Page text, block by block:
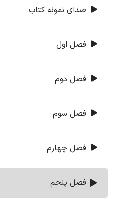
صدای نمونه کتاب
فصل اول
فصل دوم
فصل سوم
فصل چهارم
فصل پنجم